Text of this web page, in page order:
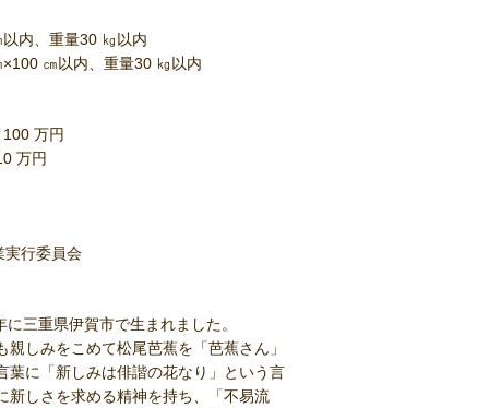
内、重量30 ㎏以内
㎝以内、重量30 ㎏以内
万円
万円
実行委員会
三重県伊賀市で生まれました。
しみをこめて松尾芭蕉を「芭蕉さん」
葉に「新しみは俳諧の花なり」という言
新しさを求める精神を持ち、「不易流